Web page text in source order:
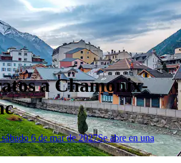
a Chamonix-
6 de mar de 2027Se abre en una